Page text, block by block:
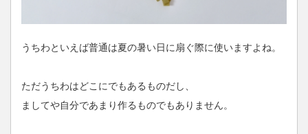
うちわといえば普通は夏の暑い日に扇ぐ際に使いますよね。
ただうちわはどこにでもあるものだし、
ましてや自分であまり作るものでもありません。